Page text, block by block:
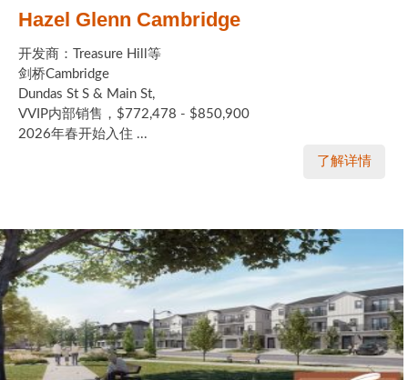
Hazel Glenn Cambridge
开发商：Treasure Hill等
剑桥Cambridge
Dundas St S & Main St,
VVIP内部销售，$772,478 - $850,900
2026年春开始入住 ...
了解详情